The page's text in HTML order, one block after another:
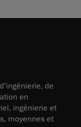
de
en
ingénierie et
moyennes et